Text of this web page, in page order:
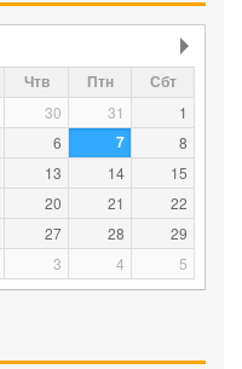
Чтв Птн Сбт
30 31
1
6 7
8
13 14
15
20 21
22
27 28
29
3 4 5